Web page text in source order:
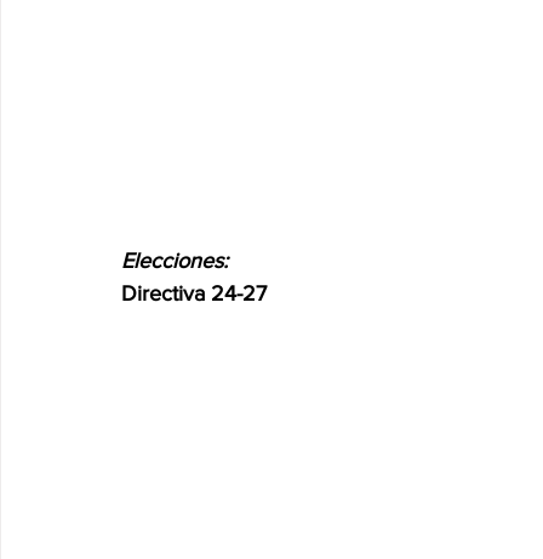
Elecciones:
Directiva 24-27